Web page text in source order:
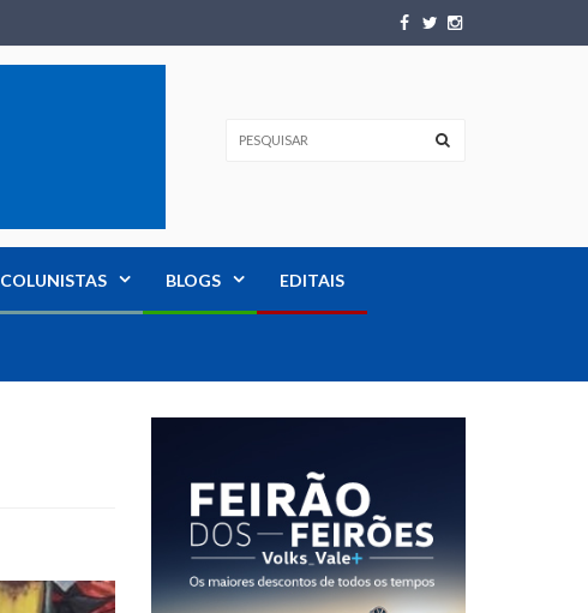
COLUNISTAS BLOGS EDITAIS